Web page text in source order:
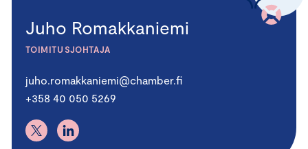
Juho Romakkaniemi
TOIMITUSJOHTAJA
juho.romakkaniemi@chamber.fi
+358 40 050 5269